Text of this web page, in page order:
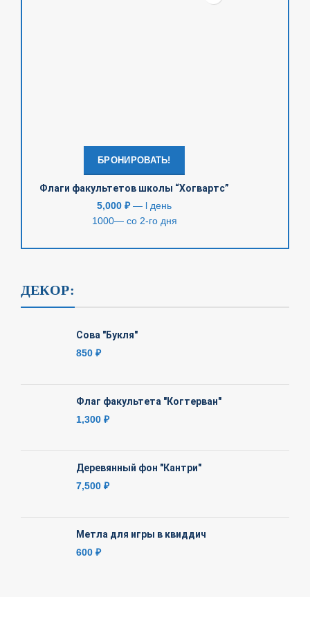
БРОНИРОВАТЬ!
Флаги факультетов школы “Хогвартс”
5,000 ₽— l день
1000— со 2-го дня
ДЕКОР:
Сова "Букля"
850 ₽
Флаг факультета "Когтерван"
1,300 ₽
Деревянный фон "Кантри"
7,500 ₽
Метла для игры в квиддич
600 ₽